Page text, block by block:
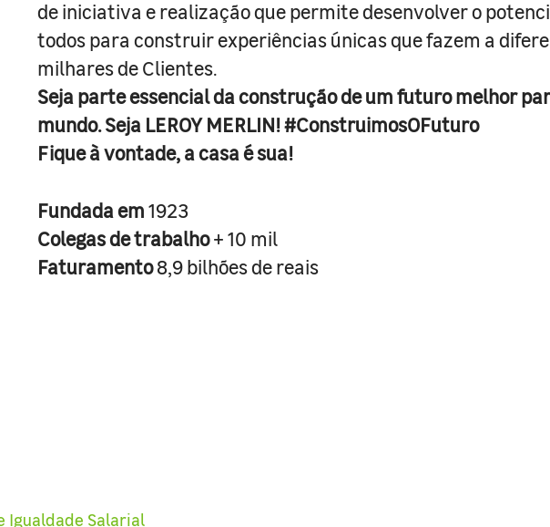
de iniciativa e realização que permite desenvolver o
todos para construir experiências únicas que fazem a
milhares de Clientes.
Seja parte essencial da construção de um futuro melhor
mundo. Seja LEROY MERLIN! #ConstruimosOFuturo
Fique à vontade, a casa é sua!
Fundada em1923
Colegas de trabalho+ 10 mil
Faturamento8,9 bilhões de reais
Igualdade Salarial